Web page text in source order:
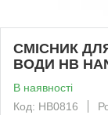
СМІСНИК
ВОДИ HB
В наявності
Код: HB0816